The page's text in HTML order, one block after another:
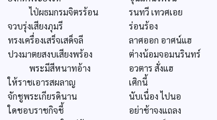
ไป่ผธมกรมจิตรร้อน
รนทวี เทวศเอย
จวบรุ่งเสียงภุมรี
ร่อนร้อง
ทรงเครื่องเสร็จเสด็จลี
ลาศออก อาศน์แฮ
ปวงมาตยสงบเสียงพร้อง
ต่างน้อมจอมนรินทร์
พระมีสีหนาทอ้าง
อวตาร สั่งแฮ
ให้ราชเอารสผลาญ
เศิกนี้
จักชูพระเกียรดินาน
นับเนื่อง ไปนอ
ใดชอบราชกิจชี้
อย่าช้าจงแถลง